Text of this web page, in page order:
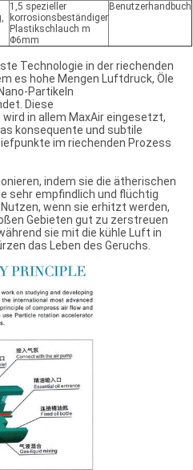
1,5 spezieller
korrosionsbeständiger
Plastikschlauch m
Φ6mm
Benutzerhandbuch
Technologie in der riechenden
es hohe Mengen Luftdruck, Öle
Partikeln
Diese
in allem MaxAir eingesetzt,
konsequente und subtile
im riechenden Prozess
indem sie die ätherischen
sehr empfindlich und flüchtig
wenn sie erhitzt werden,
Gebieten gut zu zerstreuen
sie mit die kühle Luft in
das Leben des Geruchs.